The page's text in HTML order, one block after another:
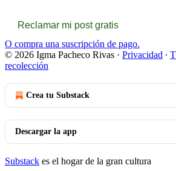
Reclamar mi post gratis
O compra una suscripción de pago.
© 2026 Igma Pacheco Rivas · Privacidad ∙
recolección
Crea tu Substack
Descargar la app
Substack es el hogar de la gran cultura